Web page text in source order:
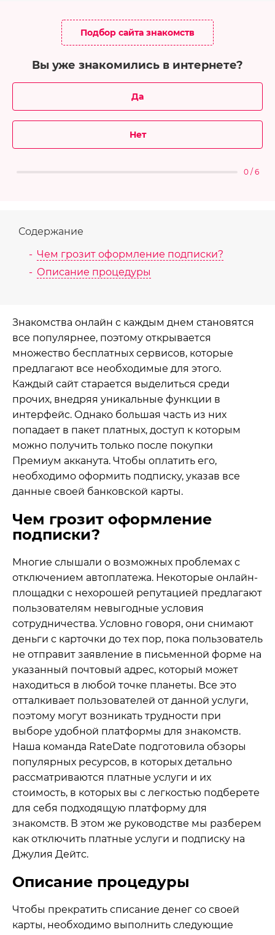
Подбор сайта знакомств
Вы уже знакомились в интернете?
Да
Нет
0 / 6
Содержание
Чем грозит оформление подписки?
Описание процедуры
Знакомства онлайн с каждым днем становятся
все популярнее, поэтому открывается
множество бесплатных сервисов, которые
предлагают все необходимые для этого.
Каждый сайт старается выделиться среди
прочих, внедряя уникальные функции в
интерфейс. Однако большая часть из них
попадает в пакет платных, доступ к которым
можно получить только после покупки
Премиум акканута. Чтобы оплатить его,
необходимо оформить подписку, указав все
данные своей банковской карты.
Чем грозит оформление
подписки?
Многие слышали о возможных проблемах с
отключением автоплатежа. Некоторые онлайн-
площадки с нехорошей репутацией предлагают
пользователям невыгодные условия
сотрудничества. Условно говоря, они снимают
деньги с карточки до тех пор, пока пользователь
не отправит заявление в письменной форме на
указанный почтовый адрес, который может
находиться в любой точке планеты. Все это
отталкивает пользователей от данной услуги,
поэтому могут возникать трудности при
выборе удобной платформы для знакомств.
Наша команда RateDate подготовила обзоры
популярных ресурсов, в которых детально
рассматриваются платные услуги и их
стоимость, в которых вы с легкостью подберете
для себя подходящую платформу для
знакомств. В этом же руководстве мы разберем
как отключить платные услуги и подписку на
Джулия Дейтс.
Описание процедуры
Чтобы прекратить списание денег со своей
карты, необходимо выполнить следующие